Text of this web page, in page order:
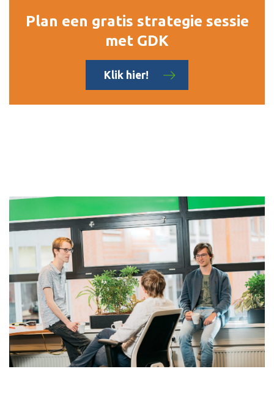
Plan een gratis strategie sessie
met GDK
Klik hier!